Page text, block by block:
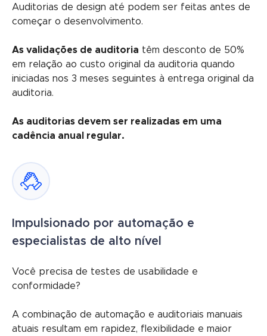
Auditorias de design até podem ser feitas antes de
começar o desenvolvimento.
As validações de auditoria têm desconto de 50%
em relação ao custo original da auditoria quando
iniciadas nos 3 meses seguintes à entrega original da
auditoria.
As auditorias devem ser realizadas em uma
cadência anual regular.
Impulsionado por automação e
especialistas de alto nível
Você precisa de testes de usabilidade e
conformidade?
A combinação de automação e auditoriais manuais
atuais resultam em rapidez, flexibilidade e maior